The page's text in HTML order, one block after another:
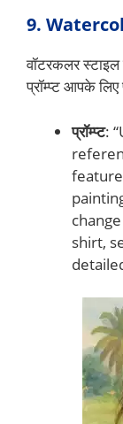
9.
वॉटरकलर स्टाइल
प्रॉम्प्ट आपके
प्रॉम्प्ट:
shirt,